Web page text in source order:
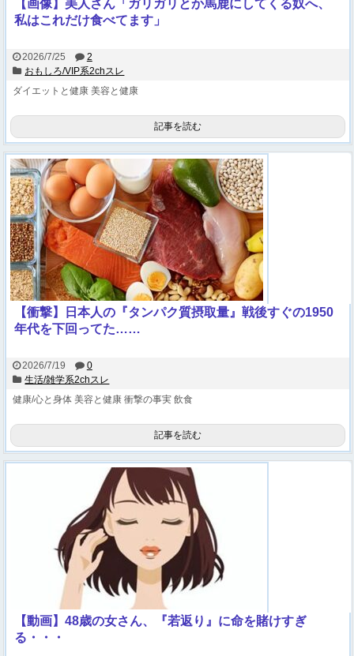
【画像】美人さん「ガリガリとか馬鹿にしてくる奴へ、
私はこれだけ食べてます」
2026/7/25
2
おもしろ/VIP系2chスレ
ダイエットと健康 美容と健康
記事を読む
【衝撃】日本人の『タンパク質摂取量』戦後すぐの1950
年代を下回ってた……
2026/7/19
0
生活/雑学系2chスレ
健康/心と身体 美容と健康 衝撃の事実 飲食
記事を読む
【動画】48歳の女さん、『若返り』に命を賭けすぎ
る・・・